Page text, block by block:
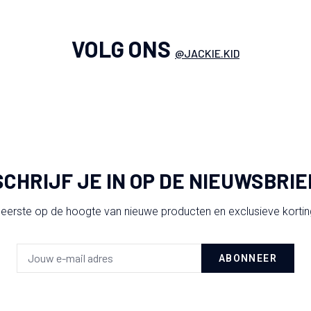
VOLG ONS @JACKIE.KID
JE IN OP DE
op de hoogte van nieuwe producten en exclusieve
ABONNEER